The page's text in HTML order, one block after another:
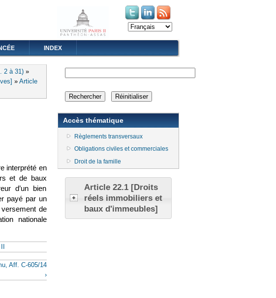
(le lien est externe)
(le lien est externe)
INDEX
2 à 31) »
» Article
interprété en
et de baux
d’un bien
payé par un
de
nationale
Aff. C-605/14
›
Accès thématique
Règlements transversaux
Obligations civiles et commerciales
Droit de la famille
Article 22.1 [Droits
réels immobiliers et
baux d'immeubles]